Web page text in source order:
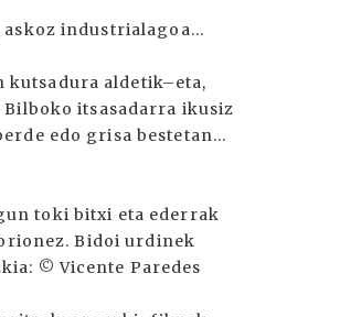
industrialagoa...
kutsadura aldetik–eta,
itsasadarra ikusiz
edo grisa bestetan...
toki bitxi eta ederrak
Bidoi urdinek
© Vicente Paredes